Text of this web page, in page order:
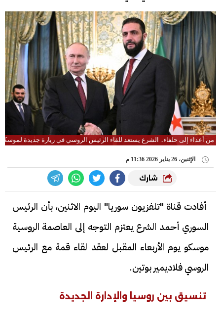
من أعداء إلى حلفاء.. الشرع يستعد للقاء الرئيس الروسي في زيارة جديدة لموسكو
الإثنين، 26 يناير 2026 11:36 م
شارك
أفادت قناة "تلفزيون سوريا" اليوم الاثنين، بأن الرئيس
السوري أحمد الشرع يعتزم التوجه إلى العاصمة الروسية
موسكو يوم الأربعاء المقبل لعقد لقاء قمة مع الرئيس
الروسي فلاديمير بوتين.
تنسيق بين روسيا والإدارة الجديدة